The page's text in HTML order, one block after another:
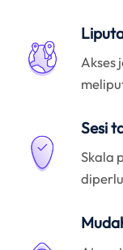
Akses
Sesi
Skala